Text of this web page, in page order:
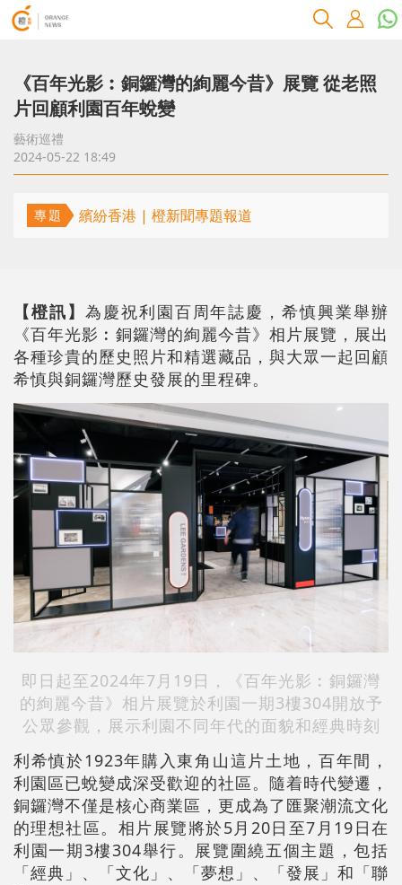
《百年光影︰銅鑼灣的絢麗今昔》展覽 從老照
片回顧利園百年蛻變
藝術巡禮
2024-05-22 18:49
專題 繽紛香港 | 橙新聞專題報道
【橙訊】 為慶祝利園百周年誌慶，希慎興業舉辦
《百年光影︰銅鑼灣的絢麗今昔》相片展覽，展出
各種珍貴的歷史照片和精選藏品，與大眾一起回顧
希慎與銅鑼灣歷史發展的里程碑。
即日起至2024年7月19日，《百年光影︰銅鑼灣
的絢麗今昔》相片展覽於利園一期3樓304開放予
公眾參觀，展示利園不同年代的面貌和經典時刻
利希慎於1923年購入東角山這片土地，百年間，
利園區已蛻變成深受歡迎的社區。隨着時代變遷，
銅鑼灣不僅是核心商業區，更成為了匯聚潮流文化
的理想社區。相片展覽將於5月20日至7月19日在
利園一期3樓304舉行。展覽圍繞五個主題，包括
「經典」、「文化」、「夢想」、「發展」和「聯